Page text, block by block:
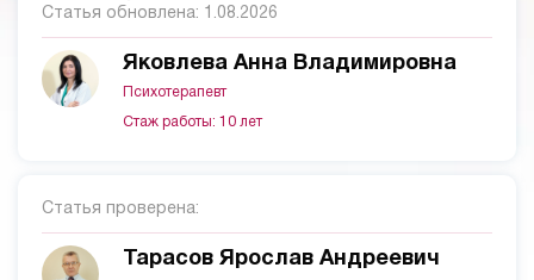
Статья обновлена:
1.08.2026
Яковлева Анна Владимировна
Психотерапевт
Стаж работы: 10 лет
Статья проверена:
Тарасов Ярослав Андреевич